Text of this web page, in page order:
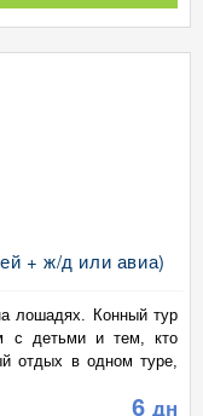
+ ж/д или авиа)
лошадях. Конный тур
с детьми и тем, кто
отдых в одном туре,
6 дн